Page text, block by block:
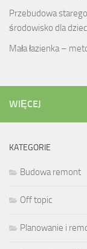
Przebudowa
środowisko dla
Mała łazienka –
WIĘCEJ
KATEGORIE
Budowa remont
Off topic
Planowanie i